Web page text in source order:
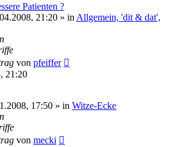
Patienten ?
21:20 » in Allgemein, 'dit & dat',
von pfeiffer
21:20
17:50 » in Witze-Ecke
von mecki